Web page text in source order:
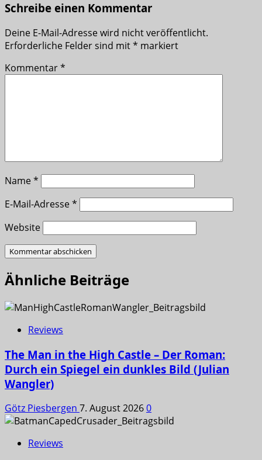
Schreibe einen Kommentar
Deine E-Mail-Adresse wird nicht veröffentlicht.
Erforderliche Felder sind mit* markiert
Kommentar*
Name*
E-Mail-Adresse*
Website
Ähnliche Beiträge
Reviews
The Man in the High Castle – Der Roman:
Durch ein Spiegel ein dunkles Bild (Julian
Wangler)
Götz Piesbergen 7. August 20260
Reviews